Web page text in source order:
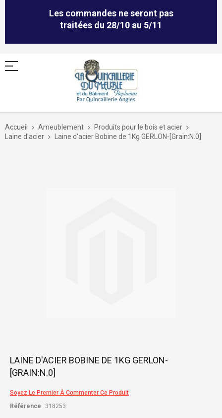
Les commandes ne seront pas
traitées du 28/10 au 5/11
Allez
contenu
Accueil Ameublement
Produits pour le bois et acier
Laine d'acier
Laine d'acier Bobine de 1Kg GERLON-[Grain:N.0]
Skip
the
of
images
LAINE D'ACIER BOBINE DE 1KG GERLON-
[GRAIN:N.0]
Soyez Le Premier À Commenter Ce Produit
Référence
318253